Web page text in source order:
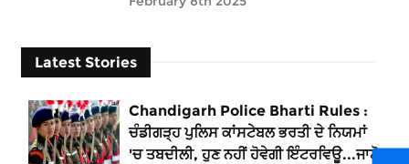
Latest Stories
Chandigarh Police Bharti Rules :
ਚੰਡੀਗੜ੍ਹ ਪੁਲਿਸ ਕਾਂਸਟੇਬਲ ਭਰਤੀ ਦੇ ਨਿਯਮਾਂ
'ਚ ਤਬਦੀਲੀ, ਹੁਣ ਨਹੀਂ ਹੋਵੇਗੀ ਇੰਟਰਵਿਊ...ਜਾਣੋ